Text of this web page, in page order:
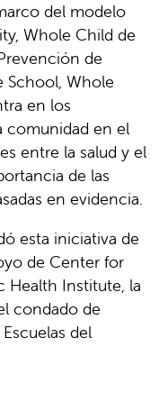
del modelo
Whole Child de
de
School, Whole
en los
comunidad en el
entre la salud y el
de las
en evidencia.
esta iniciativa de
de Center for
Health Institute, la
condado de
del